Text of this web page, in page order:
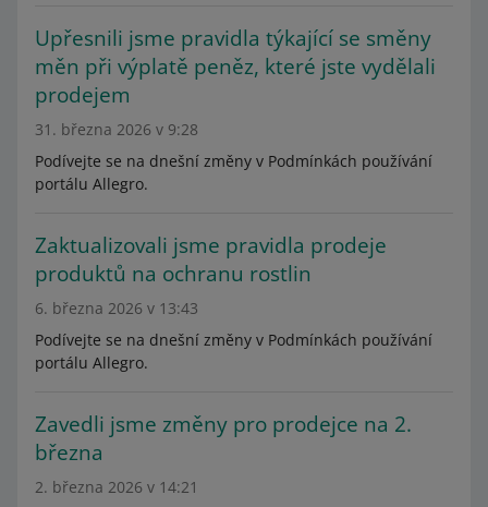
Upřesnili jsme pravidla týkající se směny
měn při výplatě peněz, které jste vydělali
prodejem
31. března 2026 v 9:28
Podívejte se na dnešní změny v Podmínkách používání
portálu Allegro.
Zaktualizovali jsme pravidla prodeje
produktů na ochranu rostlin
6. března 2026 v 13:43
Podívejte se na dnešní změny v Podmínkách používání
portálu Allegro.
Zavedli jsme změny pro prodejce na 2.
března
2. března 2026 v 14:21